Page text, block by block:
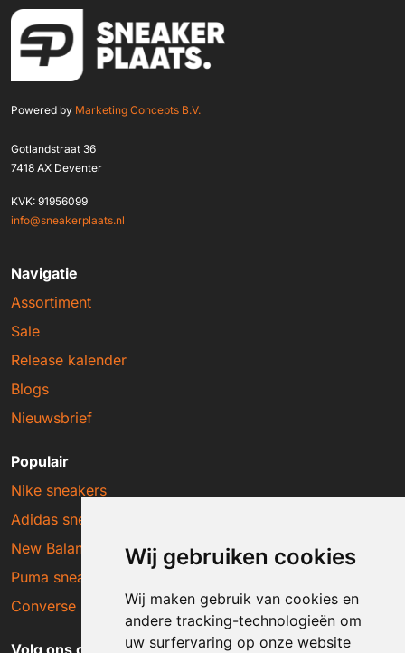
Wij gebruiken cookies
Wij maken gebruik van cookies en
andere tracking-technologieën om
uw surfervaring op onze website
Powered by Marketing Concepts B.V.
Gotlandstraat 36
7418 AX Deventer
KVK: 91956099
info@sneakerplaats.nl
Navigatie
Assortiment
Sale
Release kalender
Blogs
Nieuwsbrief
Populair
Nike sneakers
Adidas sneakers
New Balance sneakers
Puma sneakers
Converse sneakers
Volg ons op social media